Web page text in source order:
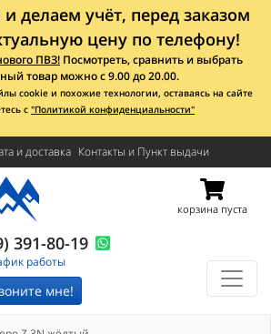
делаем учёт, перед заказом
цену по телефону!
ПВЗ! Посмотреть, сравнить и выбрать
товар можно с 9.00 до 20.00.
cookie и похожие технологии, оставаясь на сайте
с "Политикой конфиденциальности"
и доставка Контакты и Пункт выдачи
391-80-19
работы
мне!
корзина пуста